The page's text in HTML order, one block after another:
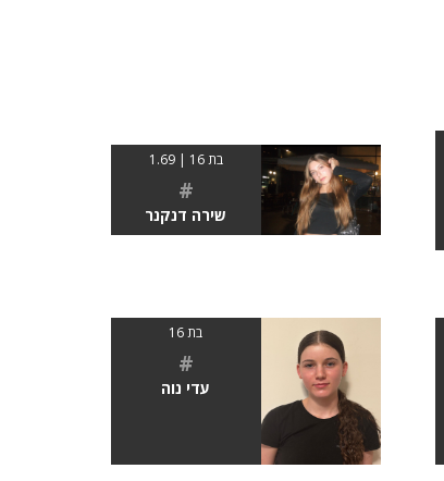
בת 16 | 1.69
#
שירה דנקנר
בת 16
#
עדי נוה